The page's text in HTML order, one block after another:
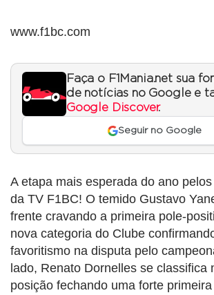
www.f1bc.com
Faça o F1Mania.net sua
de notícias no Google e
Google Discover.
Seguir no Google
A etapa mais esperada do ano
da TV F1BC! O temido Gustavo
frente cravando a primeira pole-
nova categoria do Clube
favoritismo na disputa pelo
lado, Renato Dornelles se classifica
posição fechando uma forte primeira